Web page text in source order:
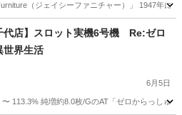
（ジェイシーファニチャー）」 1947年に
収納家具 商品
代店】スロット実機6号機 Re:ゼロ
世界生活
6月5日
113.3% 純増約8.0枚/GのAT「ゼロからっしゅ